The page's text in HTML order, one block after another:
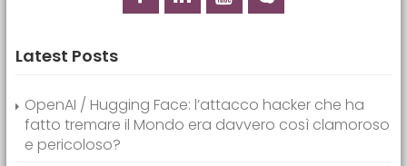
Latest Posts
OpenAI / Hugging Face: l’attacco hacker che ha
fatto tremare il Mondo era davvero così clamoroso
e pericoloso?